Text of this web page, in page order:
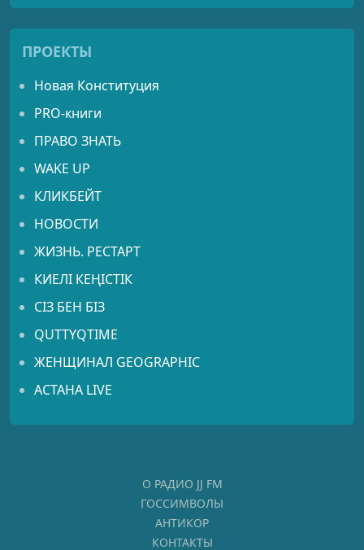
ПРОЕКТЫ
Новая Конституция
PRO-книги
ПРАВО ЗНАТЬ
WAKE UP
КЛИКБЕЙТ
НОВОСТИ
ЖИЗНЬ. РЕСТАРТ
КИЕЛІ КЕҢІСТІК
СІЗ БЕН БІЗ
QUTTYQTIME
ЖЕНЩИНАЛ GEOGRAPHIC
АСТАНА LIVE
О РАДИО JJ FM
ГОССИМВОЛЫ
АНТИКОР
КОНТАКТЫ